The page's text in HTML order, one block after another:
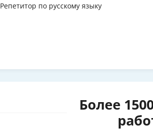
Репетитор по русскому языку
Более